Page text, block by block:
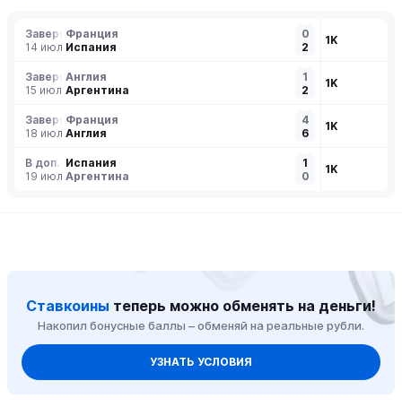
Завершен
14 июл
Франция
Испания
0
2
1K
Завершен
15 июл
Англия
Аргентина
1
2
1K
Завершен
18 июл
Франция
Англия
4
6
1K
В доп. время
19 июл
Испания
Аргентина
1
0
1K
Ставкоины теперь можно обменять на деньги!
Накопил бонусные баллы – обменяй на реальные рубли.
УЗНАТЬ УСЛОВИЯ